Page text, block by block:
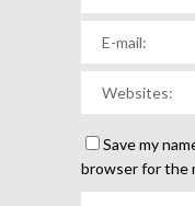
Save my
browser for the